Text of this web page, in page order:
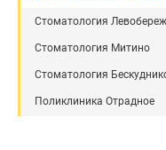
Чистка зубов детям
Панорамный
Стоматология
Стоматология Митино
Стоматология
Поликлиника Отрадное
зубов
Установка
Установка